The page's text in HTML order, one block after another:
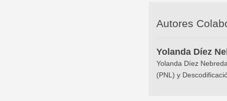
Autores
Yolanda Díez
Yolanda Díez
(PNL) y